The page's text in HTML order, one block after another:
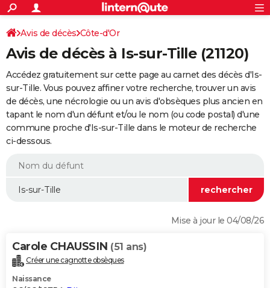
ACTUALITÉS
Politique
Société
Faits Divers
Education
Monde
Villes
+
SPORT
Coupe du monde 2026
Football
Tennis
Cyclisme
Rugby
Forum
Programme TV
TNT
Streaming
Cinéma
Sorties cinéma
Musique
+
FINANCE
Retraite
Epargne
Immobilier
Risques naturels par ville
Assurance
AUTO
Essais
Réserver un essai
Citadines
Berlines
SUV
Forum auto
+HIGH-TECH
BRICOLAGE
WEEK-END
Alimentation
Guide de la santé
Maladies
Médicaments
Sommeil
VOYAGE
Destinations
City break
Voyage nature
Voyage de noces
Forum
Climat
+PHOTO
Connexion
Avis de décès Côte-d'Or
Avis de décès à Is-sur-Tille (21120)
Accédez gratuitement sur cette page au carnet des décès d'Is-
sur-Tille. Vous pouvez affiner votre recherche, trouver un avis
de décès, une nécrologie ou un avis d'obsèques plus ancien en
tapant le nom d'un défunt et/ou le nom (ou code postal) d'une
commune proche d'Is-sur-Tille dans le moteur de recherche
ci-dessous.
Mise à jour le 04/08/26
Carole CHAUSSIN (51 ans)
Créer une cagnotte obsèques
Naissance